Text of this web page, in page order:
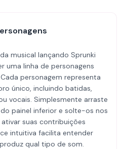
musical lançando Sprunki
uma linha de personagens
personagem representa
único, incluindo batidas,
vocais. Simplesmente arraste
painel inferior e solte-os nos
suas contribuições
intuitiva facilita entender
qual tipo de som.